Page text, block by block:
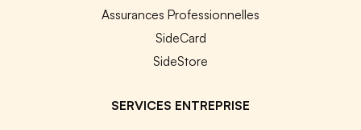
Assurances Professionnelles
SideCard
SideStore
SERVICES ENTREPRISE